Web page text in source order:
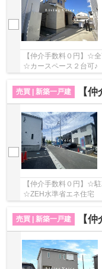
【仲介手数料０円】☆
☆カースペース２台
☆未入居物件♪ 【平塚市
売買 | 新築一戸建
【仲介
【仲介手数料０円】☆
☆ZEH水準省エネ住宅
で地震に強い家 ☆コン
売買 | 新築一戸建
【仲